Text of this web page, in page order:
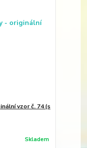
vzor č. 74 (s
Skladem